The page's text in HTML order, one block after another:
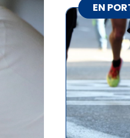
EN